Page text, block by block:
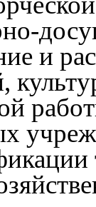
и